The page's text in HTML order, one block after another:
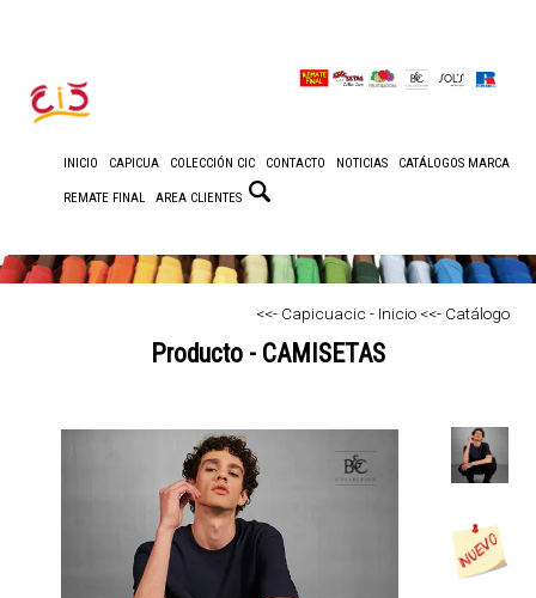
INICIO CAPICUA COLECCIÓN CIC CONTACTO NOTICIAS CATÁLOGOS MARCA
REMATE FINAL AREA CLIENTES
<<- Capicuacic - Inicio<<- Catálogo
Producto - CAMISETAS